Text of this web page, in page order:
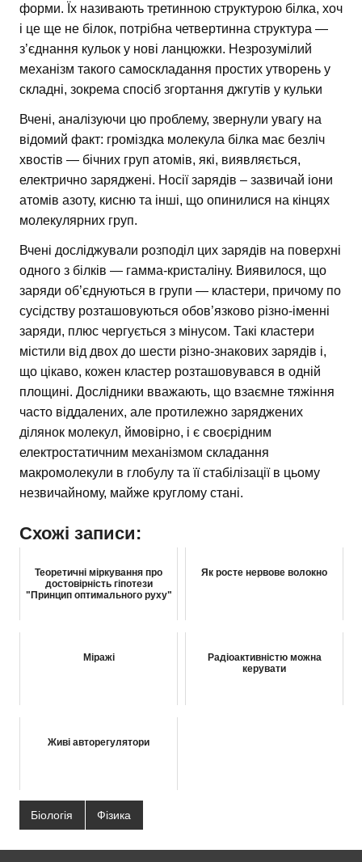
форми. Їх називають третинною структурою білка, хоч
і це ще не білок, потрібна четвертинна структура —
з’єднання кульок у нові ланцюжки. Незрозумілий
механізм такого самоскладання простих утворень у
складні, зокрема спосіб згортання джгутів у кульки
Вчені, аналізуючи цю проблему, звернули увагу на
відомий факт: громіздка молекула білка має безліч
хвостів — бічних груп атомів, які, виявляється,
електрично заряджені. Носії зарядів – зазвичай іони
атомів азоту, кисню та інші, що опинилися на кінцях
молекулярних груп.
Вчені досліджували розподіл цих зарядів на поверхні
одного з білків — гамма-кристаліну. Виявилося, що
заряди об’єднуються в групи — кластери, причому по
сусідству розташовуються обов’язково різно-іменні
заряди, плюс чергується з мінусом. Такі кластери
містили від двох до шести різно-знакових зарядів і,
що цікаво, кожен кластер розташовувався в одній
площині. Дослідники вважають, що взаємне тяжіння
часто віддалених, але протилежно заряджених
ділянок молекул, ймовірно, і є своєрідним
електростатичним механізмом складання
макромолекули в глобулу та її стабілізації в цьому
незвичайному, майже круглому стані.
Схожі записи:
Теоретичні міркування про
достовірність гіпотези
"Принцип оптимального руху"
Як росте нервове волокно
Міражі
Радіоактивністю можна
керувати
Живі авторегулятори
Біологія Фізика